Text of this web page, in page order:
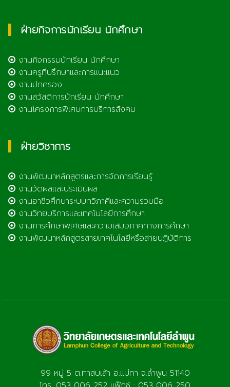
ฝ่ายกิจการนักเรียน นักศึกษา
งานกิจกรรมนักเรียน นักศึกษา
งานครูที่ปรึกษาและการแนะแนว
งานปกครอง
งานสวัสดิการนักเรียน นักศึกษา
งานโครงการพิเศษการบริการสังคม
ฝ่ายวิชาการ
งานพัฒนาหลักสูตรและการจัดการเรียนรู้
งานวัดผลและประเมินผล
งานอาชีวศึกษาระบบทวิภาคีและความร่วมมือ
งานวิทยบริการและเทคโนโลยีการศึกษา
งานการศึกษาพิเศษและความเสมอภาคทางการศึกษา
งานพัฒนาหลักสูตรสายเทคโนโลยีหรือสายปฏิบัติการ
99 หมู่ 5 ต.ทาสบเส้า อ.แม่ทา จ.ลำพูน 51140